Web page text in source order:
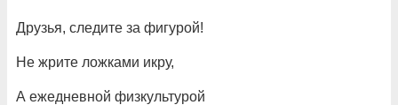
Друзья, следите за фигурой!
Не жрите ложками икру,
А ежедневной физкультурой